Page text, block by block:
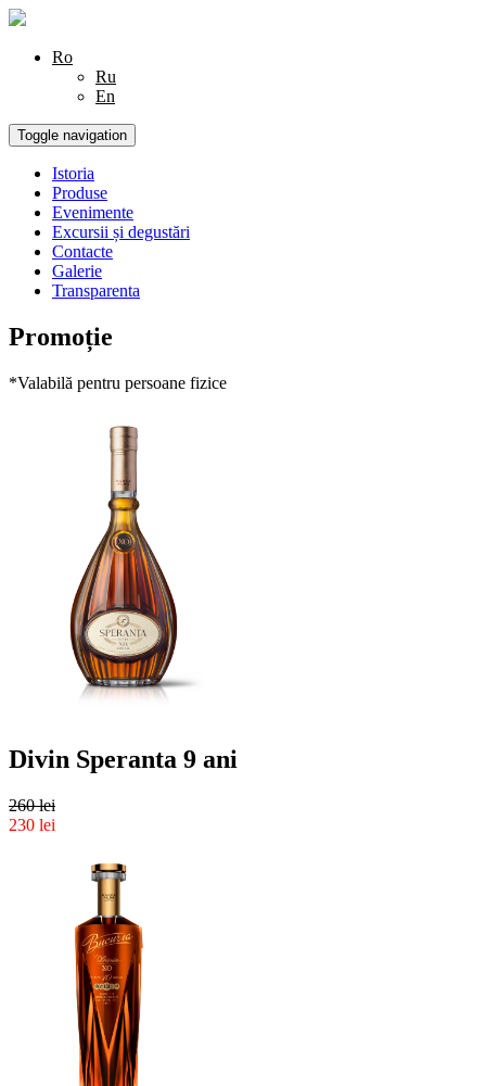
Ro
Ru
En
Toggle navigation
Istoria
Produse
Evenimente
Excursii și degustări
Contacte
Galerie
Transparenta
Promoție
*Valabilă pentru persoane fizice
Divin Speranta 9 ani
260 lei
230 lei